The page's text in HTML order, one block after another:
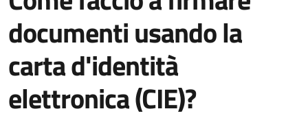
documenti usando la
carta d'identità
elettronica (CIE)?